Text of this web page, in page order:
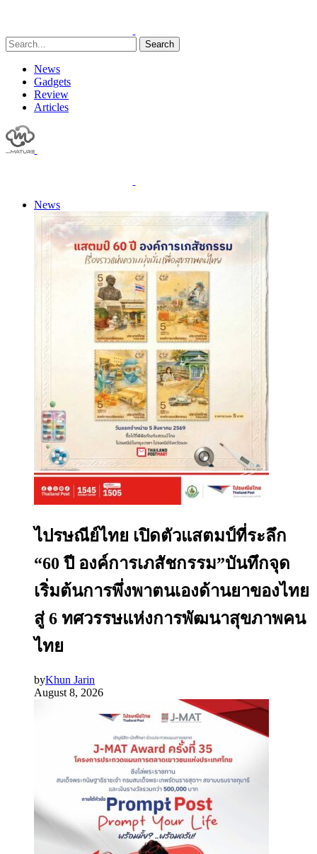
Search
News
Gadgets
Review
Articles
News
ไปรษณีย์ไทย เปิดตัวแสตมป์ที่ระลึก
“60 ปี องค์การเภสัชกรรม”บันทึกจุด
เริ่มต้นการพึ่งพาตนเองด้านยาของไทย
สู่ 6 ทศวรรษแห่งการพัฒนาสุขภาพคน
ไทย
byKhun Jarin
August 8, 2026